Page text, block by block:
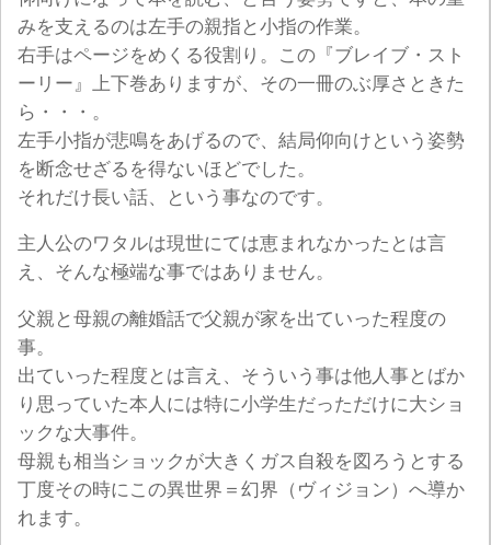
みを支えるのは左手の親指と小指の作業。
右手はページをめくる役割り。この『ブレイブ・スト
ーリー』上下巻ありますが、その一冊のぶ厚さときた
ら・・・。
左手小指が悲鳴をあげるので、結局仰向けという姿勢
を断念せざるを得ないほどでした。
それだけ長い話、という事なのです。
主人公のワタルは現世にては恵まれなかったとは言
え、そんな極端な事ではありません。
父親と母親の離婚話で父親が家を出ていった程度の
事。
出ていった程度とは言え、そういう事は他人事とばか
り思っていた本人には特に小学生だっただけに大ショ
ックな大事件。
母親も相当ショックが大きくガス自殺を図ろうとする
丁度その時にこの異世界＝幻界（ヴィジョン）へ導か
れます。